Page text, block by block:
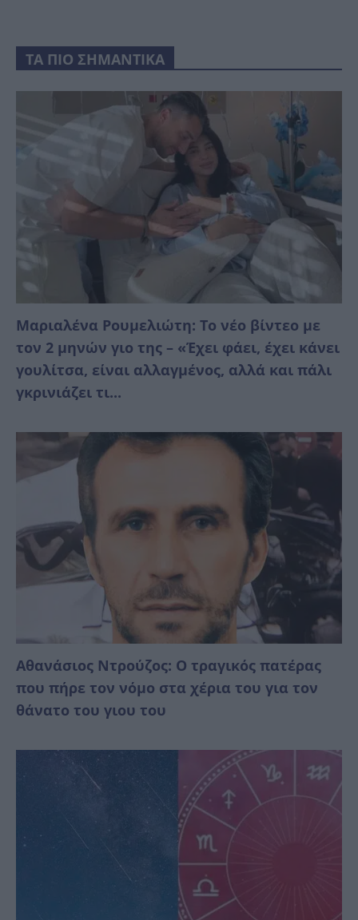
ΤΑ ΠΙΟ ΣΗΜΑΝΤΙΚΑ
Μαριαλένα Ρουμελιώτη: Το νέο βίντεο με
τον 2 μηνών γιο της – «Έχει φάει, έχει κάνει
γουλίτσα, είναι αλλαγμένος, αλλά και πάλι
γκρινιάζει τι...
Αθανάσιος Ντρούζος: Ο τραγικός πατέρας
που πήρε τον νόμο στα χέρια του για τον
θάνατο του γιου του